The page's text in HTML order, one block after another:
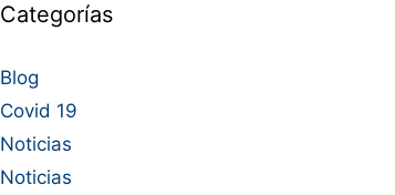
Categorías
Blog
Covid 19
Noticias
Noticias